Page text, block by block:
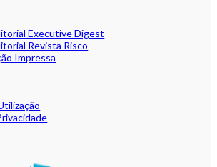
Executive Digest
Revista Risco
Impressa